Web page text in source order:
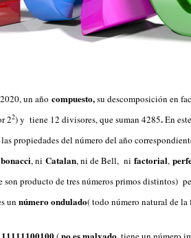
un año compuesto,su descomposición en
22) y tiene 12 divisores, que suman 4285.En
propiedades del número del año
, ni Catalan, ni de Bell, ni factorial,
son producto de tres números primos distintos)
un número ondulado( todo número natural de la
11111100100 noes malvado